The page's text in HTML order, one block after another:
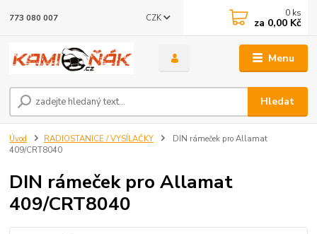
Menu
CZK
Hledat
773 080 007 0 ks
za 0,00 Kč
Úvod RADIOSTANICE / VYSÍLAČKY
DIN rámeček pro Allamat
409/CRT8040
DIN rámeček pro Allamat
409/CRT8040